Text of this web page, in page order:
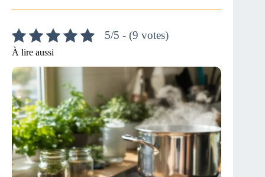
5/5 - (9 votes)
À lire aussi